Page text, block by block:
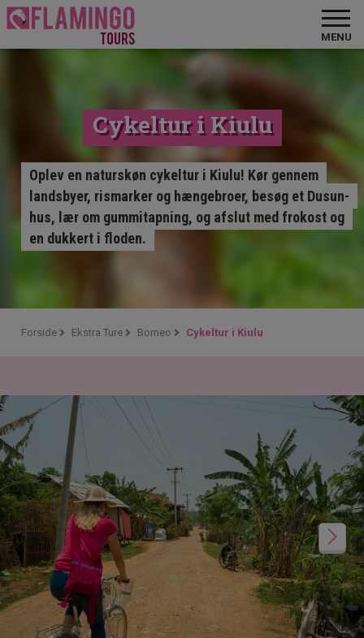
MENU
Cykeltur i Kiulu
Oplev en naturskøn cykeltur i Kiulu! Kør gennem
landsbyer, rismarker og hængebroer, besøg et Dusun-
hus, lær om gummitapning, og afslut med frokost og
en dukkert i floden.
Forside Ekstra Ture Borneo Cykeltur i Kiulu